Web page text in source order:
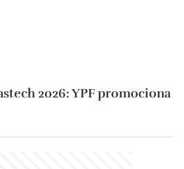
2026: YPF promociona